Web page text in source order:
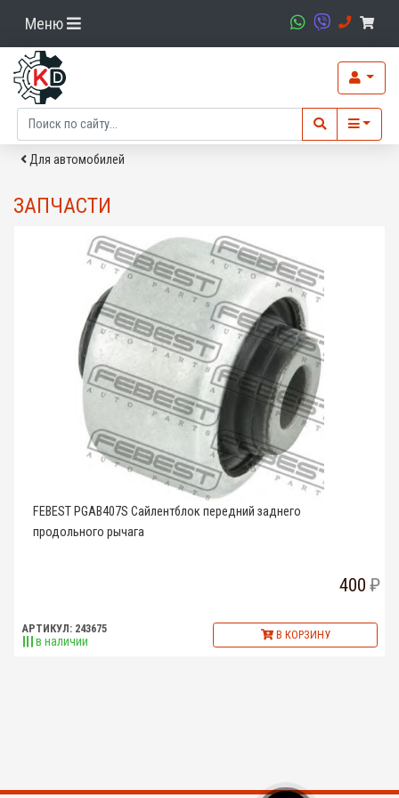
Меню
Для автомобилей
ЗАПЧАСТИ
FEBEST PGAB407S Сайлентблок передний заднего
продольного рычага
400
АРТИКУЛ: 243675
в наличии В КОРЗИНУ